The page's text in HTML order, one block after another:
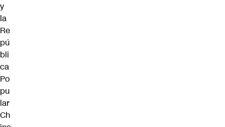
y
la
Re
pú
bli
ca
Po
pu
lar
Ch